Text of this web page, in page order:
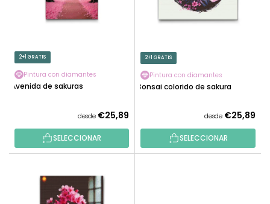
C
T
O
S
O
D
U
O
2+1 GRATIS
Pintura con diamantes
Avenida de sakuras
desde €25,89
SELECCIONAR
2+1 GRATIS
Pintura con diamantes
Bonsai colorido de sakura
desde €25,89
SELECCIONAR